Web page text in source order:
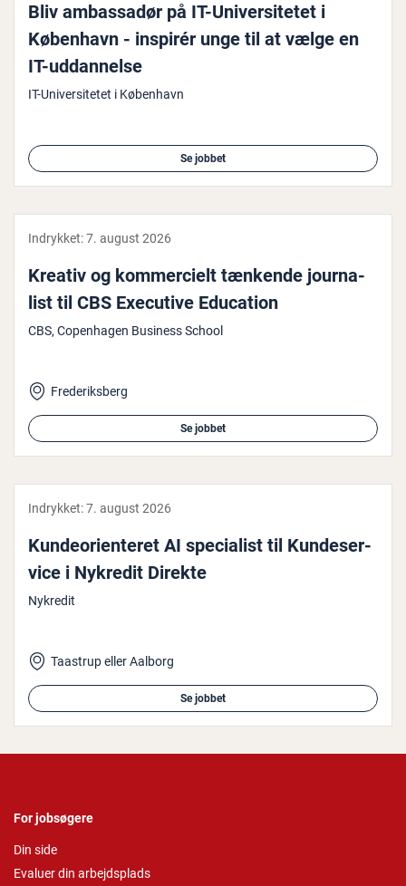
Bliv am­bas­sa­dør på IT-Uni­ver­si­te­tet i
København - inspirér unge til at vælge en
IT-ud­dan­nel­se
IT-Universitetet i København
Se jobbet
Indrykket:7. august 2026
Kreativ og kom­merci­elt tænkende jour­na­
list til CBS Executive Education
CBS, Copenhagen Business School
Frederiksberg
Se jobbet
Indrykket:7. august 2026
Kun­de­o­ri­en­te­ret AI spe­ci­a­list til Kun­de­ser­
vi­ce i Nykredit Direkte
Nykredit
Taastrup eller Aalborg
Se jobbet
For jobsøgere
Din side
Evaluer din arbejdsplads